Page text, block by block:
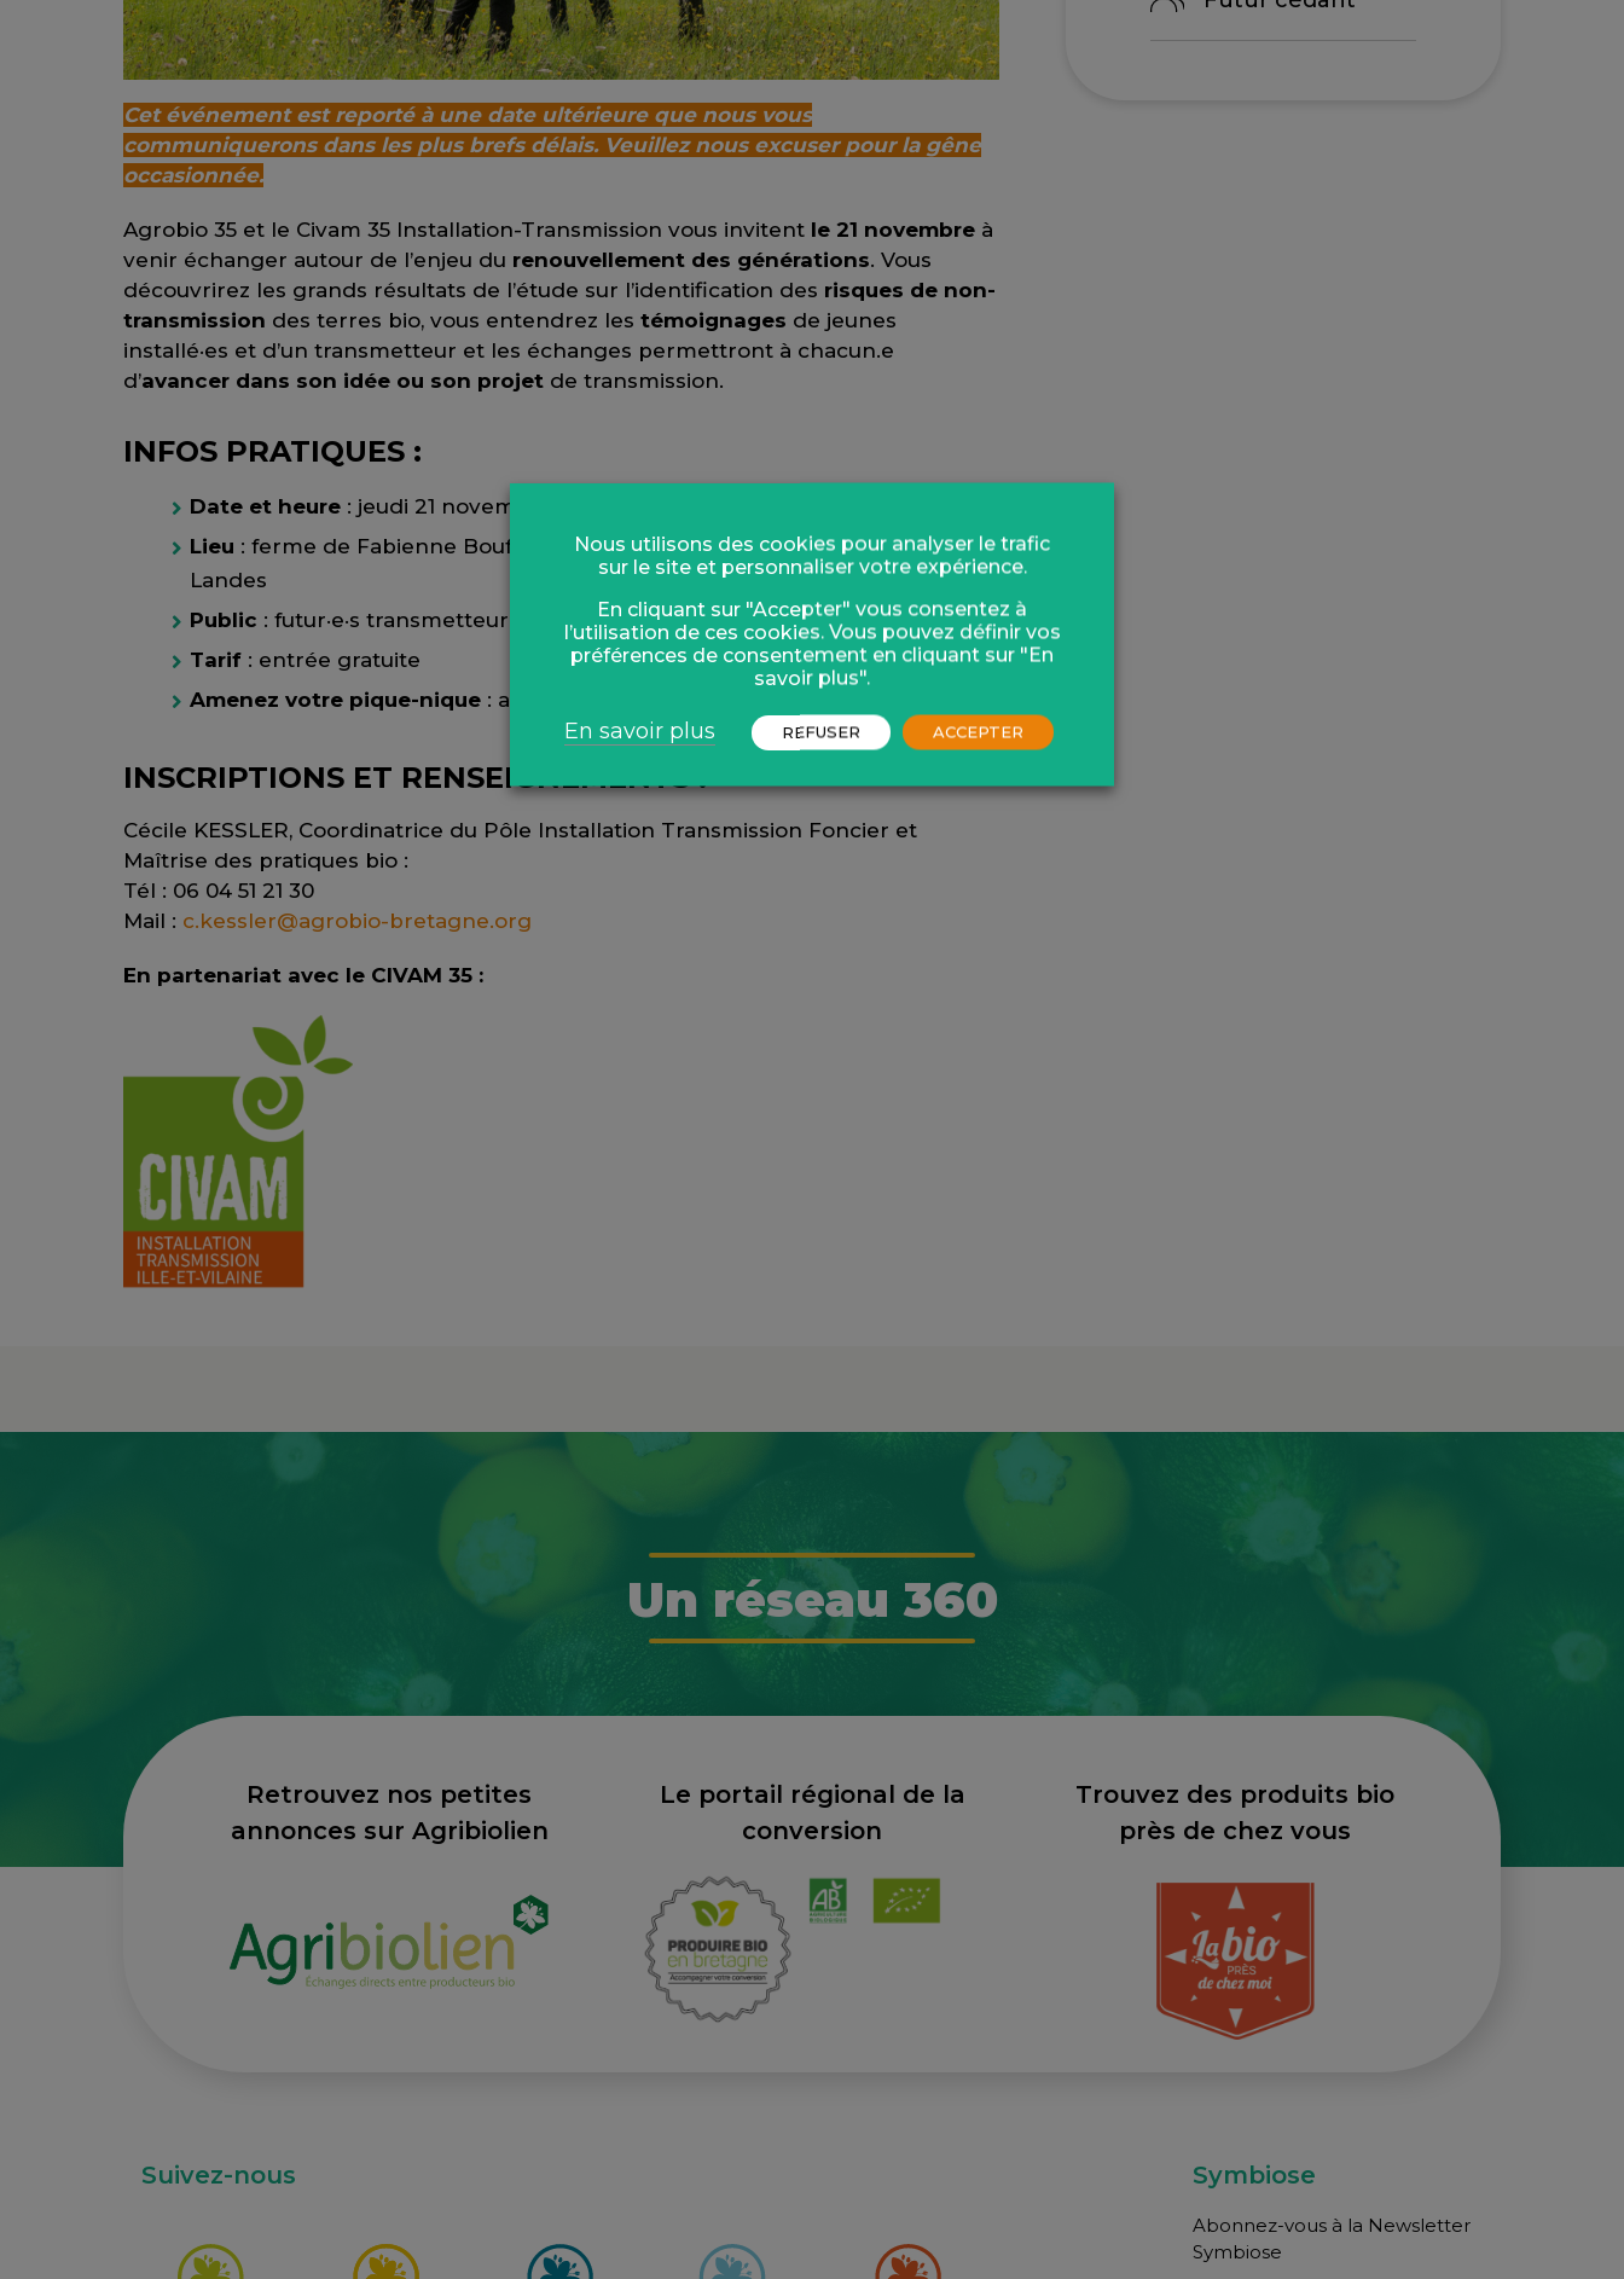
Cet événement est reporté à une date ultérieure que nous vous
communiquerons dans les plus brefs délais. Veuillez nous excuser pour la gêne
occasionnée.
Agrobio 35 et le Civam 35 Installation-Transmission vous invitent le 21 novembre à
venir échanger autour de l’enjeu du renouvellement des générations. Vous
découvrirez les grands résultats de l’étude sur l’identification des risques de non-
transmission des terres bio, vous entendrez les témoignages de jeunes
installé·es et d’un transmetteur et les échanges permettront à chacun.e
d’avancer dans son idée ou son projet de transmission.
INFOS PRATIQUES :
Date et heure : jeudi 21 novembre, de 10h30 à 13h
Lieu : ferme de Fabienne Bouffort, lieu-dit Le Breil, à Saint-Hilaire des
Landes
Public : futur·e·s transmetteur·rice·s
Tarif : entrée gratuite
Amenez votre pique-nique : apéro et repas partagé à partir de 13h
INSCRIPTIONS ET RENSEIGNEMENTS :
Cécile KESSLER, Coordinatrice du Pôle Installation Transmission Foncier et
Maîtrise des pratiques bio :
Tél : 06 04 51 21 30
Mail : c.kessler@agrobio-bretagne.org
En partenariat avec le CIVAM 35 :
Un réseau 360
Retrouvez nos petites
annonces sur Agribiolien
Le portail régional de la
conversion
Trouvez des produits bio
près de chez vous
Suivez-nous Symbiose
Abonnez-vous à la Newsletter
Symbiose
Nous utilisons des cookies pour analyser le trafic
sur le site et personnaliser votre expérience.
En cliquant sur "Accepter" vous consentez à
l’utilisation de ces cookies. Vous pouvez définir vos
préférences de consentement en cliquant sur "En
savoir plus".
En savoir plus REFUSER ACCEPTER